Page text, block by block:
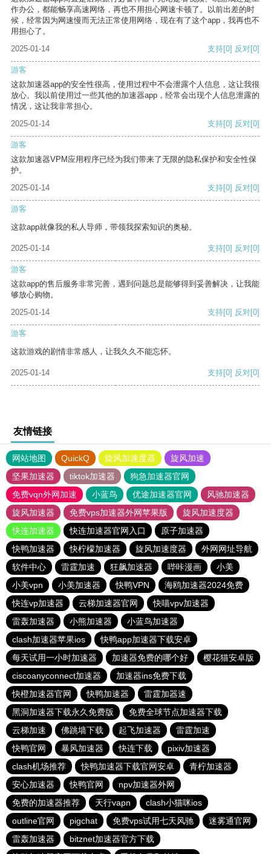
作办公，都能畅享高速网络，再也不用担心网速卡顿了。以前出差的时
候，经常因为网速慢而无法正常使用网络，现在有了这个app，我再也不
用担心了。
2025-01-14
支持[0] 反对[0]
游客
这款加速器app的安全性很高，使用过程中不会泄露个人信息，这让我很
放心。我以前使用过一些其他的加速器app，经常会出现个人信息泄露的
情况，这让我非常担心。
2025-01-14
支持[0] 反对[0]
游客
这款加速器VPM应用程序已经为我们带来了无限的隐私保护和安全性保
护。
2025-01-14
支持[0] 反对[0]
游客
这款app就像我的私人导师，带领我探索知识的奥秘。
2025-01-14 支持[0] 反对[0]
游客
这款app的售后服务非常完善，遇到问题总是能够得到妥善解决，让我能
够放心购物。
2025-01-14
支持[0] 反对[0]
游客
这款游戏的剧情非常感人，让我久久不能忘怀。
2025-01-14 支持[0] 反对[0]
友情链接
网站地图 QuickQ 旋风加速度器
旋风加速
坚果加速器
tiktok加速器
狗急加速器官网
免费vqn外网加速
小蓝鸟 优途加速器官网
风驰加速器
旋风加速器
免费vps加速器外网苹果版
旋风加速度器
快连加速器
快连加速器官网入口
原子加速器
快鸭加速器
快柠檬加速器 旋风加速度器
外网网址导航
软件中心
雷霆加速 狂飙加速器 哔咔漫画
小美
小美vpn
小美加速器 快鸭VPN
海鸥加速器2024免费
快连vp加速器
云梯加速器官网
快喵vpv加速器
雷轰加速器
小熊加速器
小蓝鸟加速器
clash加速器苹果ios
快鸭app加速器下载安卓
每天试用一小时加速器
加速器免费的哪个好
樱花猫安卓版
ciscoanyconnect加速器
加速器ins免费下载
快橙加速器官网
快鸭加速器
雷霆加器速
黑洞加速器下载永久免费版
免费全球节点加速器下载
云梯加速
佛跳墙下载 起飞加速器
雷霆加速
快鸭官网
暴风加速器 快连下载
pixiv加速器
clash机场推荐
快鸭加速器下载官网安卓
青柠加速器
安心加速器
快鸭官网
npv加速器外网
免费的加速器推荐
天行vapn
clash小猫咪ios
outline官网
pigchat 免费vps试用七天风驰
迷雾通官网
雷轰加速器
bitznet加速器官方下载